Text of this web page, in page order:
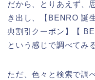
だから、とりあえず、
き出し、【BENRO 誕
典割引クーポン】【
という感じで調べてみ
ただ、色々と検索で調